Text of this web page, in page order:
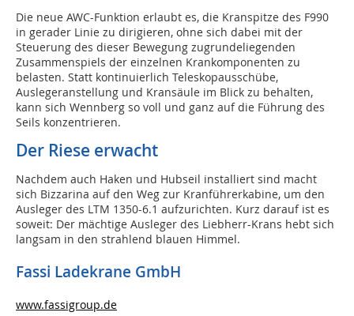
Die neue AWC-Funktion erlaubt es, die Kranspitze des F990
in gerader Linie zu dirigieren, ohne sich dabei mit der
Steuerung des dieser Bewegung zugrundeliegenden
Zusammenspiels der einzelnen Krankomponenten zu
belasten. Statt kontinuierlich Teleskopausschübe,
Auslegeranstellung und Kransäule im Blick zu behalten,
kann sich Wennberg so voll und ganz auf die Führung des
Seils konzentrieren.
Der Riese erwacht
Nachdem auch Haken und Hubseil installiert sind macht
sich Bizzarina auf den Weg zur Kranführerkabine, um den
Ausleger des LTM 1350-6.1 aufzurichten. Kurz darauf ist es
soweit: Der mächtige Ausleger des Liebherr-Krans hebt sich
langsam in den strahlend blauen Himmel.
Fassi Ladekrane GmbH
www.fassigroup.de